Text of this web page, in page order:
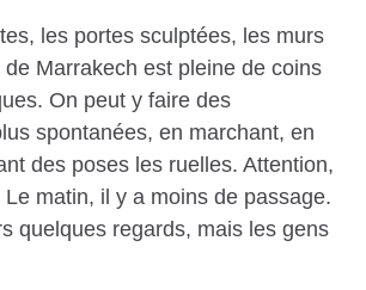
les portes sculptées, les murs
Marrakech est pleine de coins
On peut y faire des
spontanées, en marchant, en
des poses les ruelles. Attention,
matin, il y a moins de passage.
quelques regards, mais les gens